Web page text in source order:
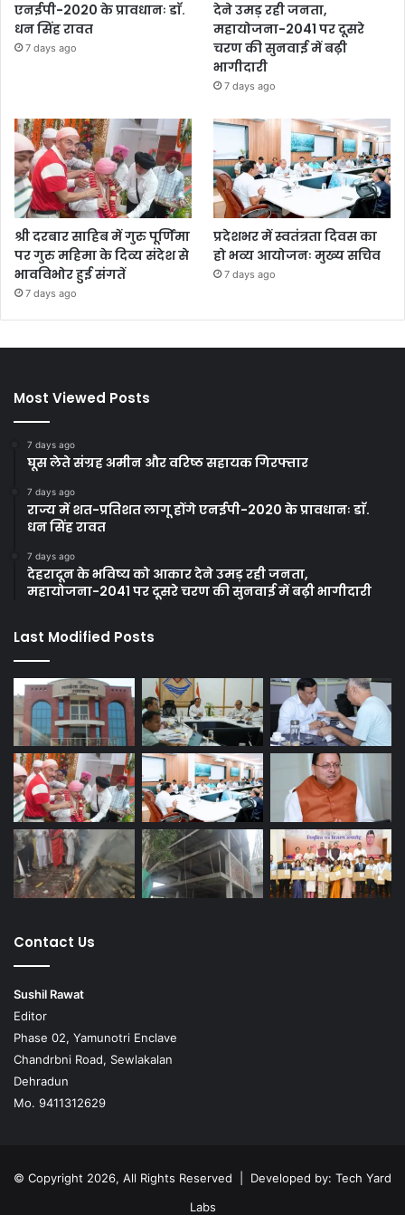
एनईपी-2020 के प्रावधानः डाॅ.
धन सिंह रावत
7 days ago
देने उमड़ रही जनता,
महायोजना-2041 पर दूसरे
चरण की सुनवाई में बढ़ी
भागीदारी
7 days ago
श्री दरबार साहिब में गुरु पूर्णिमा
पर गुरु महिमा के दिव्य संदेश से
भावविभोर हुई संगतें
7 days ago
प्रदेशभर में स्वतंत्रता दिवस का
हो भव्य आयोजनः मुख्य सचिव
7 days ago
Most Viewed Posts
7 days ago
घूस लेते संग्रह अमीन और वरिष्ठ सहायक गिरफ्तार
7 days ago
राज्य में शत-प्रतिशत लागू होंगे एनईपी-2020 के प्रावधानः डाॅ.
धन सिंह रावत
7 days ago
देहरादून के भविष्य को आकार देने उमड़ रही जनता,
महायोजना-2041 पर दूसरे चरण की सुनवाई में बढ़ी भागीदारी
Last Modified Posts
Contact Us
Sushil Rawat
Editor
Phase 02, Yamunotri Enclave
Chandrbni Road, Sewlakalan
Dehradun
Mo. 9411312629
© Copyright 2026, All Rights Reserved | Developed by: Tech Yard
Labs